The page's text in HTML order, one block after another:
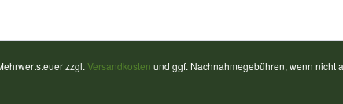
zzgl. Versandkosten und ggf. Nachnahmegebühren, wenn nicht